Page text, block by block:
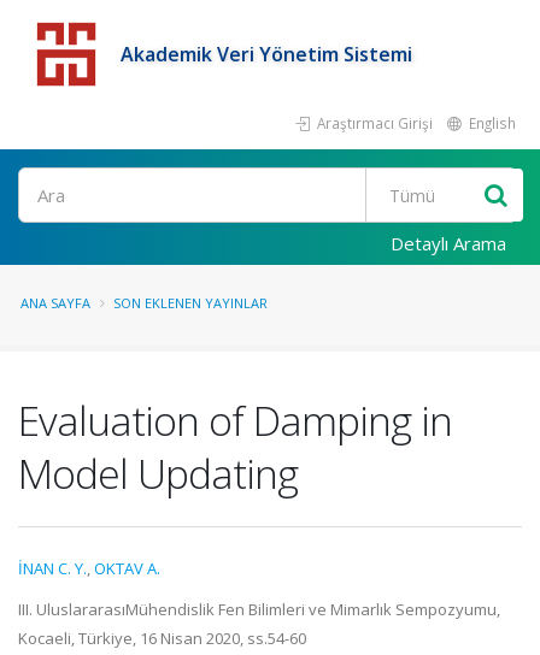
Akademik Veri Yönetim Sistemi
Araştırmacı Girişi English
Detaylı Arama
ANA SAYFA SON EKLENEN YAYINLAR
Evaluation of Damping in
Model Updating
İNAN C. Y.,OKTAV A.
III. UluslararasıMühendislik Fen Bilimleri ve Mimarlık Sempozyumu,
Kocaeli, Türkiye, 16 Nisan 2020, ss.54-60